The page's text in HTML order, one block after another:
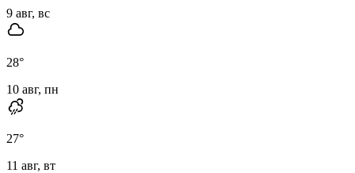
9 авг, вс
28°
10 авг, пн
27°
11 авг, вт